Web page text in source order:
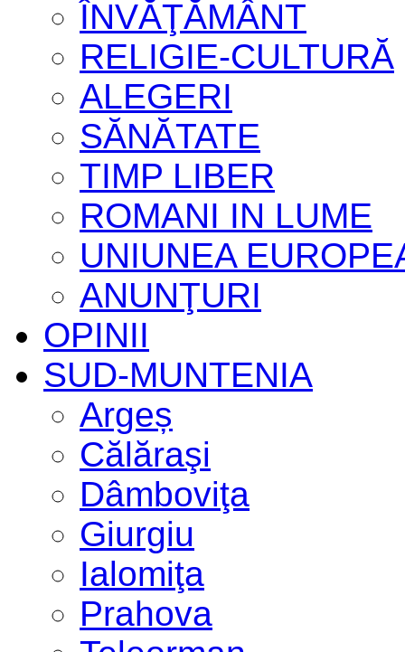
ÎNVĂŢĂMÂNT
RELIGIE-CULTURĂ
ALEGERI
SĂNĂTATE
TIMP LIBER
ROMANI IN LUME
UNIUNEA
ANUNŢURI
OPINII
SUD-MUNTENIA
Argeș
Călăraşi
Dâmboviţa
Giurgiu
Ialomiţa
Prahova